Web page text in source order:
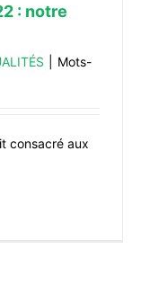
: notre
Mots-
consacré aux